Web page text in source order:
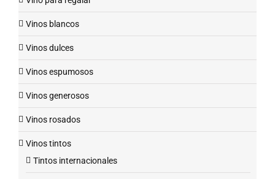
Vinos blancos
Vinos dulces
Vinos espumosos
Vinos generosos
Vinos rosados
Vinos tintos
Tintos internacionales